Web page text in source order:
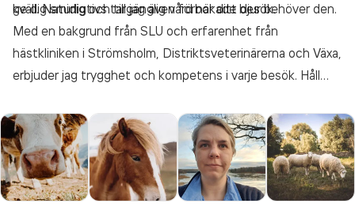
kväll. Naturligtivs tar jag även förbokade besök.
ge dig smidig och tillgänglig vård när ditt djur behöver den.
Med en bakgrund från SLU och erfarenhet från
hästkliniken i Strömsholm, Distriktsveterinärerna och Växa,
erbjuder jag trygghet och kompetens i varje besök. Håll
inte är tillgänglig. Varmt välkomna med en kontakt, jag
finns här för att hjälpa dig.